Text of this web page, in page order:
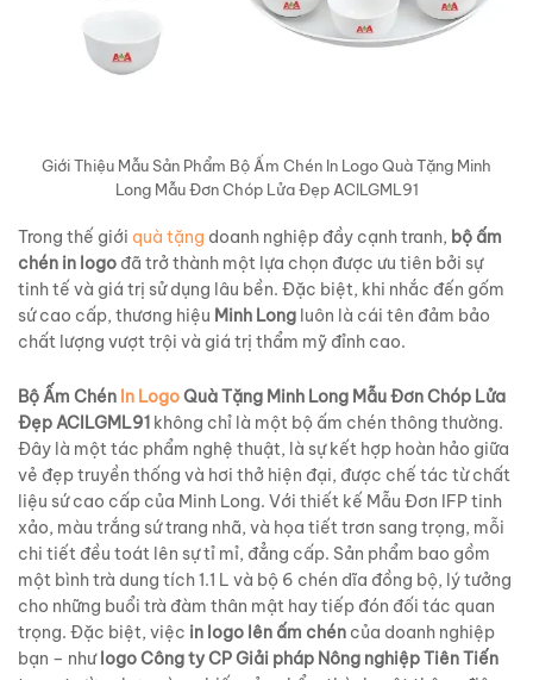
Giới Thiệu Mẫu Sản Phẩm Bộ Ấm Chén In Logo Quà Tặng Minh
Long Mẫu Đơn Chóp Lửa Đẹp ACILGML91
Trong thế giới quà tặng doanh nghiệp đầy cạnh tranh, bộ ấm
chén in logo đã trở thành một lựa chọn được ưu tiên bởi sự
tinh tế và giá trị sử dụng lâu bền. Đặc biệt, khi nhắc đến gốm
sứ cao cấp, thương hiệu Minh Long luôn là cái tên đảm bảo
chất lượng vượt trội và giá trị thẩm mỹ đỉnh cao.
Bộ Ấm Chén In LogoQuà Tặng Minh Long Mẫu Đơn Chóp Lửa
Đẹp ACILGML91 không chỉ là một bộ ấm chén thông thường.
Đây là một tác phẩm nghệ thuật, là sự kết hợp hoàn hảo giữa
vẻ đẹp truyền thống và hơi thở hiện đại, được chế tác từ chất
liệu sứ cao cấp của Minh Long. Với thiết kế Mẫu Đơn IFP tinh
xảo, màu trắng sứ trang nhã, và họa tiết trơn sang trọng, mỗi
chi tiết đều toát lên sự tỉ mỉ, đẳng cấp. Sản phẩm bao gồm
một bình trà dung tích 1.1 L và bộ 6 chén dĩa đồng bộ, lý tưởng
cho những buổi trà đàm thân mật hay tiếp đón đối tác quan
trọng. Đặc biệt, việc in logo lên ấm chén của doanh nghiệp
bạn – nhưlogo Công ty CP Giải pháp Nông nghiệp Tiên Tiến